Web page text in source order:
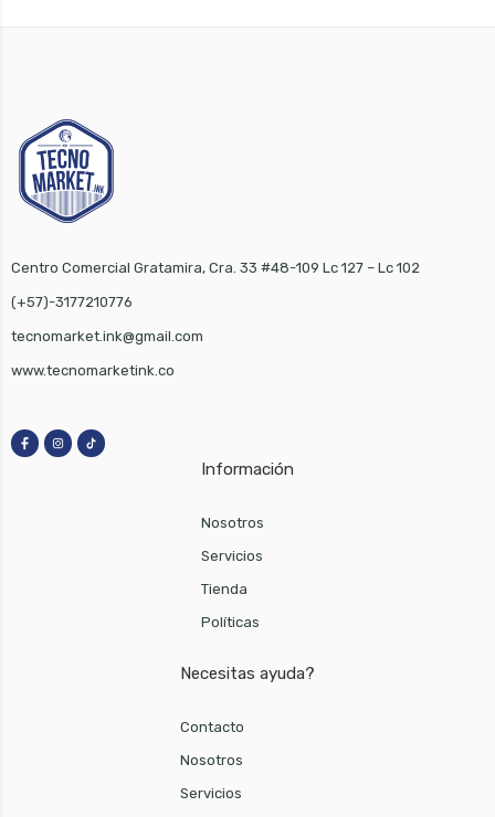
Centro Comercial Gratamira, Cra. 33 #48-109 Lc 127 – Lc 102
(+57)-3177210776
tecnomarket.ink@gmail.com
www.tecnomarketink.co
Información
Nosotros
Servicios
Tienda
Políticas
Necesitas ayuda?
Contacto
Nosotros
Servicios